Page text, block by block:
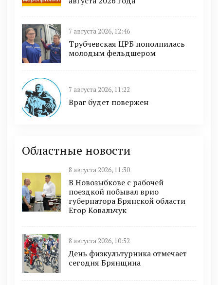
7 августа 2026, 12:46
Трубчевская ЦРБ пополнилась
молодым фельдшером
7 августа 2026, 11:22
Враг будет повержен
Областные новости
8 августа 2026, 11:30
В Новозыбкове с рабочей
поездкой побывал врио
губернатора Брянской области
Егор Ковальчук
8 августа 2026, 10:52
День физкультурника отмечает
сегодня Брянщина